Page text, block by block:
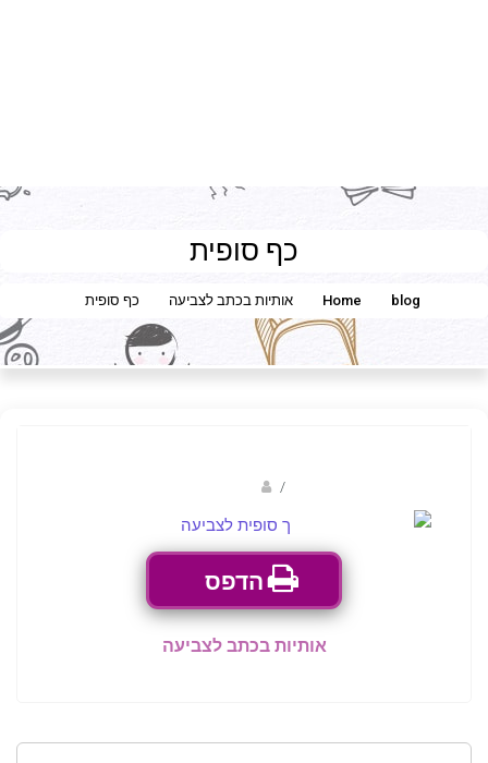
כף סופית
Home blog אותיות בכתב לצביעה כף סופית
/
הדפס
אותיות בכתב לצביעה